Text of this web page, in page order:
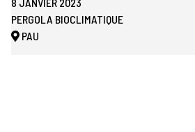
8 JANVIER 2023
PERGOLA BIOCLIMATIQUE
PAU